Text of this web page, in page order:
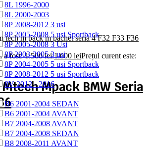
a fost: 1.500 lei.1.000 leiPrețul curent este:
Mpack BMW Seria
8L 1996-2000
8L 2000-2003
8P 2008-2012 3 usi
8P 2005-2008 5 usi Sportback
8P 2005-2008 3 Usi
8P 2003-2005 3 usi
8P 2004-2005 5 usi Sportback
8P 2008-2012 5 usi Sportback
8V 2012 - 2016
B6 2001-2004 SEDAN
B6 2001-2004 AVANT
B7 2004-2008 AVANT
B7 2004-2008 SEDAN
B8 2008-2011 AVANT